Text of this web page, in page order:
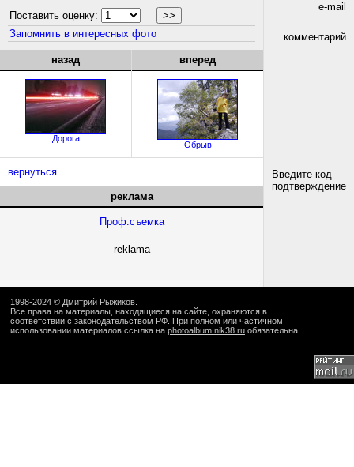
Поставить оценку:
Запомнить в интересных фото
назад
Дорога
вперед
Обрыв
вернуться
реклама
Проф.съемка
reklama
e-mail
комментарий
Введите код
подтверждение
1998-2024 © Дмитрий Рыжиков
Все права на материалы, находящиеся на сайте, охраняются в
соответствии с законодательством РФ. При полном или частичном
использовании материалов ссылка на photoalbum.nik38.ru обязательна.